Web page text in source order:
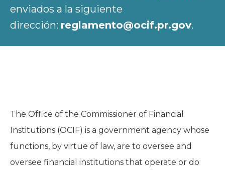
enviados a la siguiente
dirección: reglamento@ocif.pr.gov.
The Office of the Commissioner of Financial
Institutions (OCIF) is a government agency whose
functions, by virtue of law, are to oversee and
oversee financial institutions that operate or do